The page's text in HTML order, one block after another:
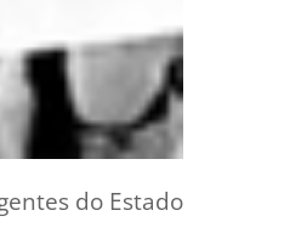
do Estado